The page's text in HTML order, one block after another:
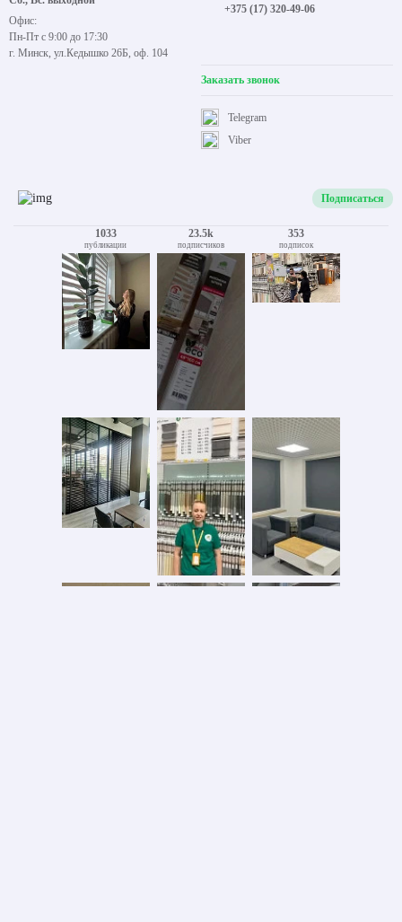
Офис:
Пн-Пт с 9:00 до 17:30
г. Минск, ул.Кедышко 26Б, оф. 104
+375 (17) 320-49-06
Заказать звонок
Viber
Telegram
Подписаться
1033
публикации
23.5k
подписчиков
353
подписок